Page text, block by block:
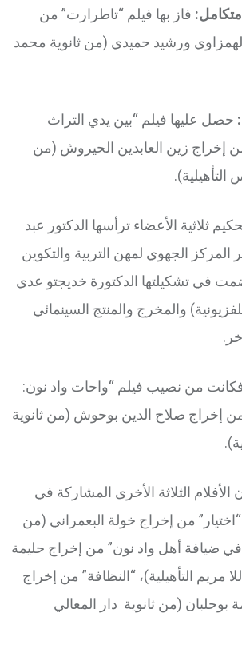
فاز بها فيلم “تاطرارت” من
ورشيد حميدي (من ثانوية محمد
حصل عليها فيلم “بين يدي التراث
من إخراج زين العابدين الحيروش (من
ثلاثية الأعضاء ترأسها الدكتور عبد
الجهوي لمهن التربية والتكوين
في تشكيلتها الدكتورة خديجتو عدي
والمخرج والمنتج السينمائي
فكانت من نصيب فيلم “واحات واد نون:
إخراج صلاح الدين بوحوش (من ثانوية
الأفلام الثلاثة الأخرى المشاركة في
من إخراج خولة البعمراني (من
ضيافة أهل واد نون” من إخراج حليمة
مريم التأهيلية)، “النظافة” من إخراج
بوحلبان (من ثانوية دار المعالي